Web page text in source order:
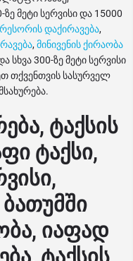
მეტი სერვისი და 15000
დაქირავება,
, მინივენის ქირაობა
სხვა 300-ზე მეტი სერვისი
თქვენთვის სასურველ
ტაქსის
ტაქსი,
იაფად